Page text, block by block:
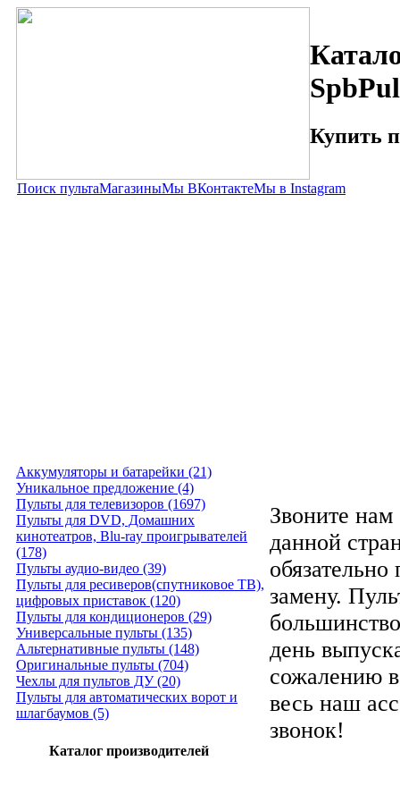
Купить
Поиск пультаМагазиныМы ВКонтактеМы в Instagram
Аккумуляторы и батарейки (21)
Уникальное предложение (4)
Пульты для телевизоров (1697)
Пульты для DVD, Домашних
кинотеатров, Blu-ray проигрывателей
(178)
Пульты аудио-видео (39)
Пульты для ресиверов(спутниковое ТВ),
цифровых приставок (120)
Пульты для кондиционеров (29)
Универсальные пульты (135)
Альтернативные пульты (148)
Оригинальные пульты (704)
Чехлы для пультов ДУ (20)
Пульты для автоматических ворот и
шлагбаумов (5)
Каталог производителей
Звоните нам
данной
замену.
день
сожалению
весь наш
звонок!